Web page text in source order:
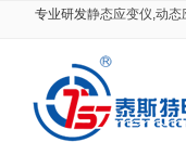
专业研发静态应变仪,动态